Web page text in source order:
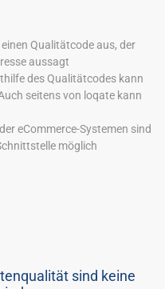
Qualitätcode aus, der
aussagt
des Qualitätcodes kann
seitens von loqate kann
eCommerce-Systemen sind
möglich
sind keine